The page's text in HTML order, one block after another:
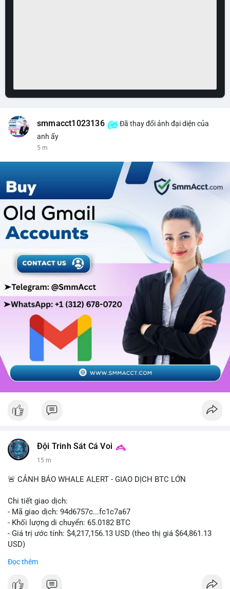
smmacct1023136
Đã thay đổi ảnh đại diện của
anh ấy
5 m
Đội Trinh Sát Cá Voi
15 m
🚨 CẢNH BÁO WHALE ALERT - GIAO DỊCH BTC LỚN
Chi tiết giao dịch:
- Mã giao dịch: 94d6757c...fc1c7a67
- Khối lượng di chuyển: 65.0182 BTC
- Giá trị ước tính: $4,217,156.13 USD (theo thị giá $64,861.13
USD)
Đọc thêm